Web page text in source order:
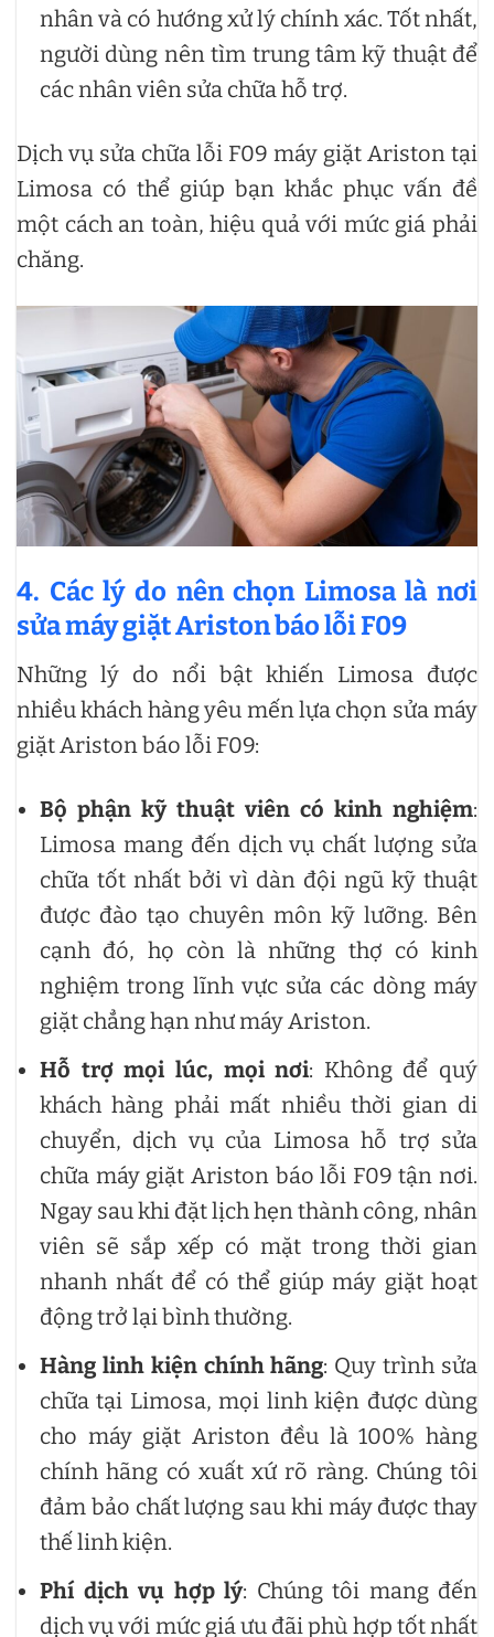
nhân và có hướng xử lý chính xác. Tốt nhất,
người dùng nên tìm trung tâm kỹ thuật để
các nhân viên sửa chữa hỗ trợ.
Dịch vụ sửa chữa lỗi F09 máy giặt Ariston tại
Limosa có thể giúp bạn khắc phục vấn đề
một cách an toàn, hiệu quả với mức giá phải
chăng.
4. Các lý do nên chọn Limosa là nơi
sửa máy giặt Ariston báo lỗi F09
Những lý do nổi bật khiến Limosa được
nhiều khách hàng yêu mến lựa chọn sửa máy
giặt Ariston báo lỗi F09:
Bộ phận kỹ thuật viên có kinh nghiệm:
Limosa mang đến dịch vụ chất lượng sửa
chữa tốt nhất bởi vì dàn đội ngũ kỹ thuật
được đào tạo chuyên môn kỹ lưỡng. Bên
cạnh đó, họ còn là những thợ có kinh
nghiệm trong lĩnh vực sửa các dòng máy
giặt chẳng hạn như máy Ariston.
Hỗ trợ mọi lúc, mọi nơi: Không để quý
khách hàng phải mất nhiều thời gian di
chuyển, dịch vụ của Limosa hỗ trợ sửa
chữa máy giặt Ariston báo lỗi F09 tận nơi.
Ngay sau khi đặt lịch hẹn thành công, nhân
viên sẽ sắp xếp có mặt trong thời gian
nhanh nhất để có thể giúp máy giặt hoạt
động trở lại bình thường.
Hàng linh kiện chính hãng: Quy trình sửa
chữa tại Limosa, mọi linh kiện được dùng
cho máy giặt Ariston đều là 100% hàng
chính hãng có xuất xứ rõ ràng. Chúng tôi
đảm bảo chất lượng sau khi máy được thay
thế linh kiện.
Phí dịch vụ hợp lý: Chúng tôi mang đến
dịch vụ với mức giá ưu đãi phù hợp tốt nhất